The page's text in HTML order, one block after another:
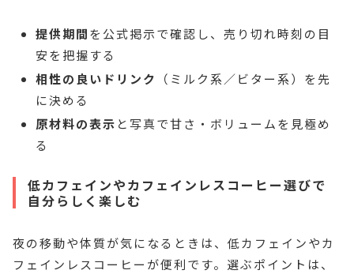
提供期間を公式掲示で確認し、売り切れ時刻の目
安を把握する
相性の良いドリンク
（ミルク系／ビター系）を先
に決める
原材料の表示 と写真で甘さ・ボリュームを見極め
る
低カフェインやカフェインレスコーヒー選びで
自分らしく楽しむ
夜の移動や体質が気になるときは、低カフェインやカ
フェインレスコーヒーが便利です。選ぶポイントは、